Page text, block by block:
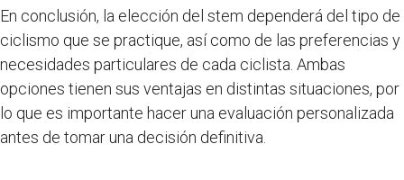
En conclusión, la elección del stem dependerá del tipo de
ciclismo que se practique, así como de las preferencias y
necesidades particulares de cada ciclista. Ambas
opciones tienen sus ventajas en distintas situaciones, por
lo que es importante hacer una evaluación personalizada
antes de tomar una decisión definitiva.